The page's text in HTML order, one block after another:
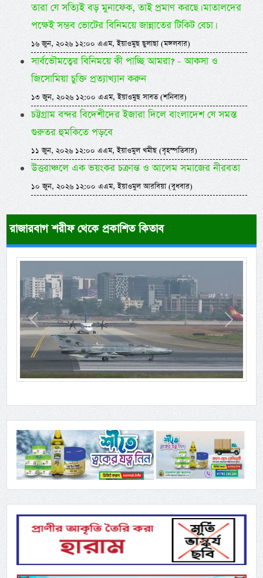
তারা যে সত্যিই বড় মুনাফেক, তাই প্রমাণ করছে। মাতালদের
পক্ষেই সম্ভব ভোটের বিনিময়ে জান্নাতের টিকিট বেচা।
১৬ জুন, ২০২৬ ১২:০০ এএম, ইয়াওমুছ ছুলাছা (মঙ্গলবার)
সার্বভৌমত্বের বিনিময়ে কী পাচ্ছি আমরা? - আকসা ও
জিসোমিয়া চুক্তি প্রত্যাখ্যান করুন
১৩ জুন, ২০২৬ ১২:০০ এএম, ইয়াওমুছ সাবত (শনিবার)
চট্টগ্রাম বন্দর বিদেশীদের ইজারা দিলে বাংলাদেশ যে সমস্ত
গুরুতর হুমকিতে পড়বে
১১ জুন, ২০২৬ ১২:০০ এএম, ইয়াওমুল খমীছ (বৃহস্পতিবার)
উত্তরাঞ্চলে এক ভয়ংকর চক্রান্ত ও আলেম সমাজের নীরবতা
১০ জুন, ২০২৬ ১২:০০ এএম, ইয়াওমুল আরবিয়া (বুধবার)
রাজারবাগ শরীফ থেকে প্রকাশিত কিতাব
Previous Next